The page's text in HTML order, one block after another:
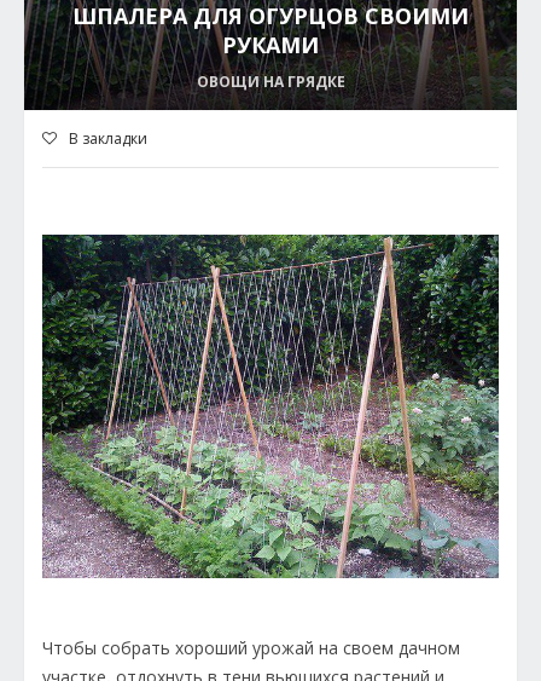
ШПАЛЕРА ДЛЯ ОГУРЦОВ СВОИМИ
РУКАМИ
ОВОЩИ НА ГРЯДКЕ
В закладки
Чтобы собрать хороший урожай на своем дачном
участке, отдохнуть в тени вьющихся растений и